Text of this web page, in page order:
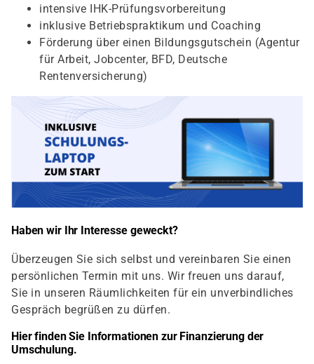
intensive IHK-Prüfungsvorbereitung
inklusive Betriebspraktikum und Coaching
Förderung über einen Bildungsgutschein (Agentur
für Arbeit, Jobcenter, BFD, Deutsche
Rentenversicherung)
Haben wir Ihr Interesse geweckt?
Überzeugen Sie sich selbst und vereinbaren Sie einen
persönlichen Termin mit uns. Wir freuen uns darauf,
Sie in unseren Räumlichkeiten für ein unverbindliches
Gespräch begrüßen zu dürfen.
Hier finden Sie Informationen zur Finanzierung der
Umschulung.